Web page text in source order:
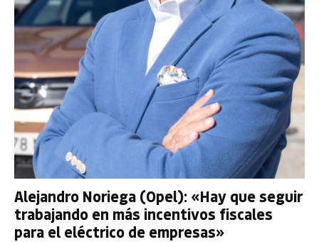
Alejandro Noriega (Opel): «Hay que seguir
trabajando en más incentivos fiscales
para el eléctrico de empresas»